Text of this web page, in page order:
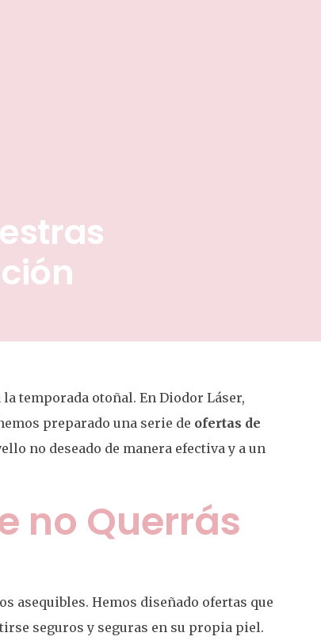
temporada otoñal. En Diodor Láser,
preparado una serie de ofertas de
no deseado de manera efectiva y a un
no Querrás
asequibles. Hemos diseñado ofertas que
seguros y seguras en su propia piel.